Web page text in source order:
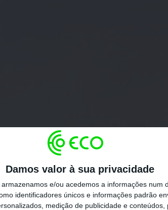
Damos valor à sua privacidade
armazenamos e/ou acedemos a informações num
identificadores únicos e informações padrão
medição de publicidade e